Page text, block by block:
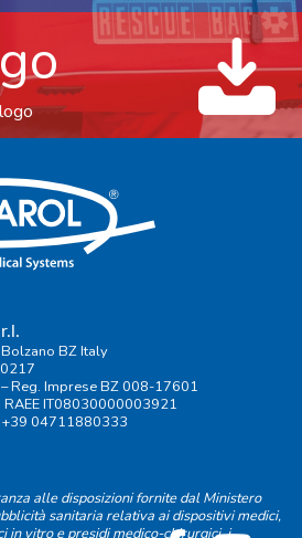
BZ Italy
Reg. Imprese BZ 008-17601
RAEE IT08030000003921
04711880333
alle disposizioni fornite dal Ministero
sanitaria relativa ai dispositivi medici,
in vitro e presidi medico-chirurgici, i